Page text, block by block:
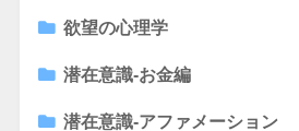
欲望の心理学
潜在意識-お金編
潜在意識-アファメーション